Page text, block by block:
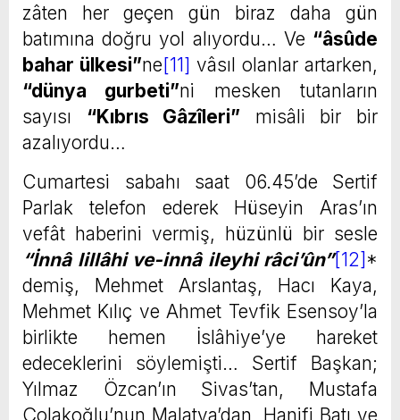
zâten her geçen gün biraz daha gün
batımına doğru yol alıyordu… Ve “âsûde
bahar ülkesi”ne[11] vâsıl olanlar artarken,
“dünya gurbeti”ni mesken tutanların
sayısı “Kıbrıs Gâzîleri” misâli bir bir
azalıyordu…
Cumartesi sabahı saat 06.45’de Sertif
Parlak telefon ederek Hüseyin Aras’ın
vefât haberini vermiş, hüzünlü bir sesle
“İnnâ lillâhi ve-innâ ileyhi râci’ûn”[12] *
demiş, Mehmet Arslantaş, Hacı Kaya,
Mehmet Kılıç ve Ahmet Tevfik Esensoy’la
birlikte hemen İslâhiye’ye hareket
edeceklerini söylemişti… Sertif Başkan;
Yılmaz Özcan’ın Sivas’tan, Mustafa
Çolakoğlu’nun Malatya’dan, Hanifi Batı ve